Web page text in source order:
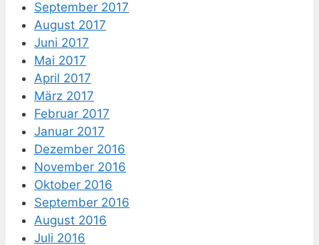
September 2017
August 2017
Juni 2017
Mai 2017
April 2017
März 2017
Februar 2017
Januar 2017
Dezember 2016
November 2016
Oktober 2016
September 2016
August 2016
Juli 2016